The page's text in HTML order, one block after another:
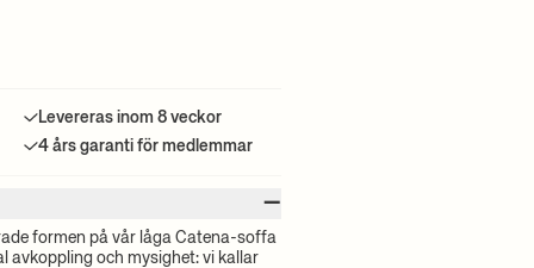
Levereras inom 8 veckor
4 års garanti för medlemmar
–
formen på vår låga Catena-soffa
avkoppling och mysighet: vi kallar